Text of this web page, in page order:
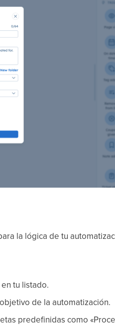
la lógica de tu
tu listado.
de la automatización.
predefinidas como